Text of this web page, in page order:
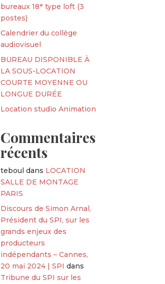
bureaux 18ᵉ type loft (3
postes)
Calendrier du collège
audiovisuel
BUREAU DISPONIBLE À
LA SOUS-LOCATION
COURTE MOYENNE OU
LONGUE DURÉE
Location studio Animation
Commentaires
récents
teboul dans LOCATION
SALLE DE MONTAGE
PARIS
Discours de Simon Arnal,
Président du SPI, sur les
grands enjeux des
producteurs
indépendants – Cannes,
20 mai 2024 | SPI dans
Tribune du SPI sur les